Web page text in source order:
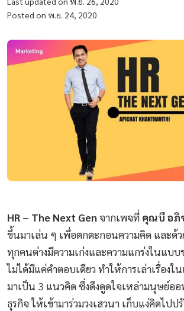
Posted on พ.ย. 24, 2020
HR – The Next Gen จากเพจที่ คุณบี อภิ
ขึ้นมาเล่น ๆ เพื่อตกตะกอนความคิด และด้ว
ทุกคนต่างมีความเก่งและความแกร่งในแบบ
ไม่ได้มีแค่คำตอบเดียว ทำให้การเล่าเรื่อง
มาเป็น 3 แนวคิด ซึ่งดึงดูดใจเหล่ามนุษย์อ
ธุรกิจ ให้เข้ามาร่วมวงเสวนา เก็บแง่คิดไป